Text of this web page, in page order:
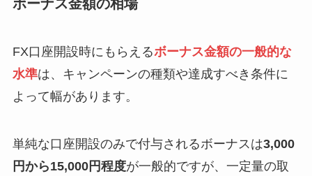
ボーナス金額の相場
FX口座開設時にもらえるボーナス金額の一般的な
水準は、キャンペーンの種類や達成すべき条件に
よって幅があります。
単純な口座開設のみで付与されるボーナスは3,000
円から15,000円程度が一般的ですが、一定量の取